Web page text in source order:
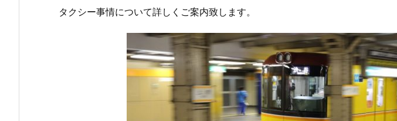
タクシー事情について詳しくご案内致します。